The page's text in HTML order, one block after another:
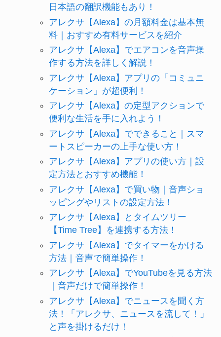
日本語の翻訳機能もあり！
アレクサ【Alexa】の月額料金は基本無
料｜おすすめ有料サービスを紹介
アレクサ【Alexa】でエアコンを音声操
作する方法を詳しく解説！
アレクサ【Alexa】アプリの「コミュニ
ケーション」が超便利！
アレクサ【Alexa】の定型アクションで
便利な生活を手に入れよう！
アレクサ【Alexa】でできること｜スマ
ートスピーカーの上手な使い方！
アレクサ【Alexa】アプリの使い方｜設
定方法とおすすめ機能！
アレクサ【Alexa】で買い物｜音声ショ
ッピングやリストの設定方法！
アレクサ【Alexa】とタイムツリー
【Time Tree】を連携する方法！
アレクサ【Alexa】でタイマーをかける
方法｜音声で簡単操作！
アレクサ【Alexa】でYouTubeを見る方法
｜音声だけで簡単操作！
アレクサ【Alexa】でニュースを聞く方
法！「アレクサ、ニュースを流して！」
と声を掛けるだけ！